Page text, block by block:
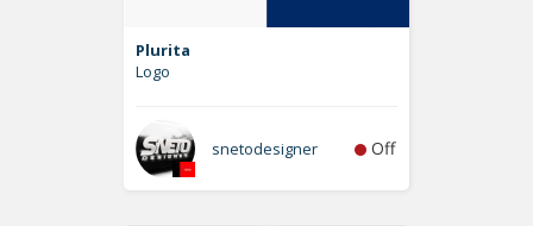
Plurita
Logo
snetodesigner Off